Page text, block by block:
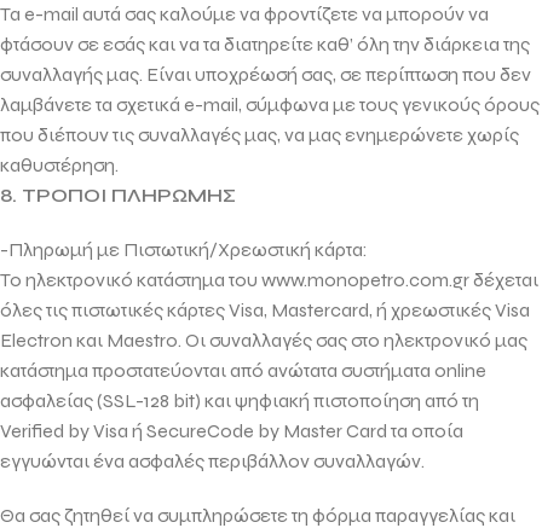
Τα e-mail αυτά σας καλούμε να φροντίζετε να μπορούν να
φτάσουν σε εσάς και να τα διατηρείτε καθ’ όλη την διάρκεια της
συναλλαγής μας. Είναι υποχρέωσή σας, σε περίπτωση που δεν
λαμβάνετε τα σχετικά e-mail, σύμφωνα με τους γενικούς όρους
που διέπουν τις συναλλαγές μας, να μας ενημερώνετε χωρίς
καθυστέρηση.
8. ΤΡΟΠΟΙ ΠΛΗΡΩΜΗΣ
-Πληρωμή με Πιστωτική/Χρεωστική κάρτα:
Το ηλεκτρονικό κατάστημα του www.monopetro.com.gr δέχεται
όλες τις πιστωτικές κάρτες Visa, Mastercard, ή χρεωστικές Visa
Electron και Maestro. Οι συναλλαγές σας στο ηλεκτρονικό μας
κατάστημα προστατεύονται από ανώτατα συστήματα online
ασφαλείας (SSL-128 bit) και ψηφιακή πιστοποίηση από τη
Verified by Visa ή SecureCode by Master Card τα οποία
εγγυώνται ένα ασφαλές περιβάλλον συναλλαγών.
Θα σας ζητηθεί να συμπληρώσετε τη φόρμα παραγγελίας και